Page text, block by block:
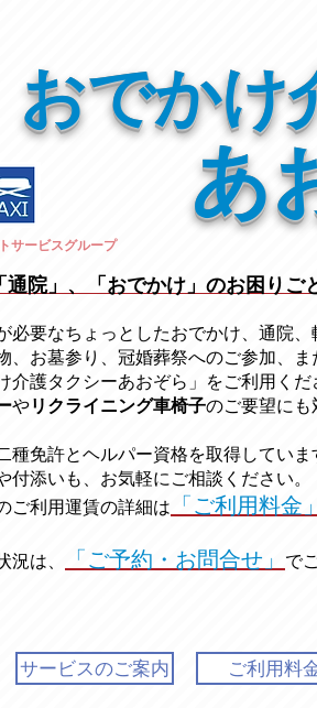
おでかけ
あ
サービスグループ
通院」、「おでかけ」のお困りご
必要なちょっとしたおでかけ、通院
、お墓参り、冠婚葬祭へのご参加、ま
介護タクシーあおぞら」をご利用くだ
​やリクライニング車椅子のご要望にも
種免許とヘルパー資格を取得してい
付添いも、お気軽にご相談ください
ご利用運賃の詳細は 「ご利用料金
況は、
「ご予約・お問合せ」 で
サービスのご案内 ご利用料